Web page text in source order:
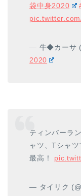
袋中身2020
— 牛◆カーサ
2020
ティンバーラ
ャツ、Tシャツ
最高！
— タイリク